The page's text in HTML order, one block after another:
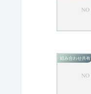
組み合わせ共有